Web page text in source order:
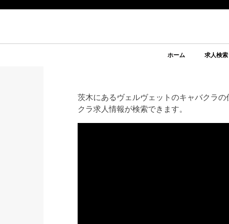
ホーム 求人検索
茨木にあるヴェルヴェットのキャバクラ
クラ求人情報が検索できます。